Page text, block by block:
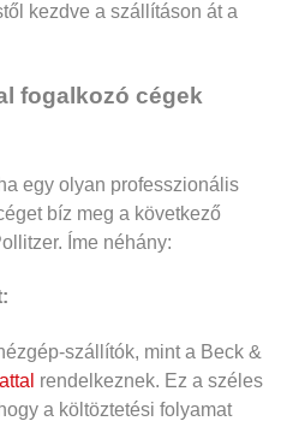
kezdve a szállításon át a
fogalkozó cégek
egy olyan professzionális
bíz meg a következő
Íme néhány:
szállítók, mint a Beck &
rendelkeznek. Ez a széles
a költöztetési folyamat